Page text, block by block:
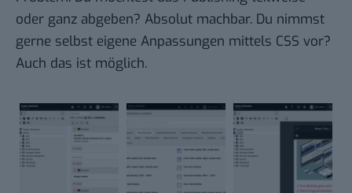
oder ganz abgeben? Absolut machbar. Du nimmst
gerne selbst eigene Anpassungen mittels CSS vor?
Auch das ist möglich.